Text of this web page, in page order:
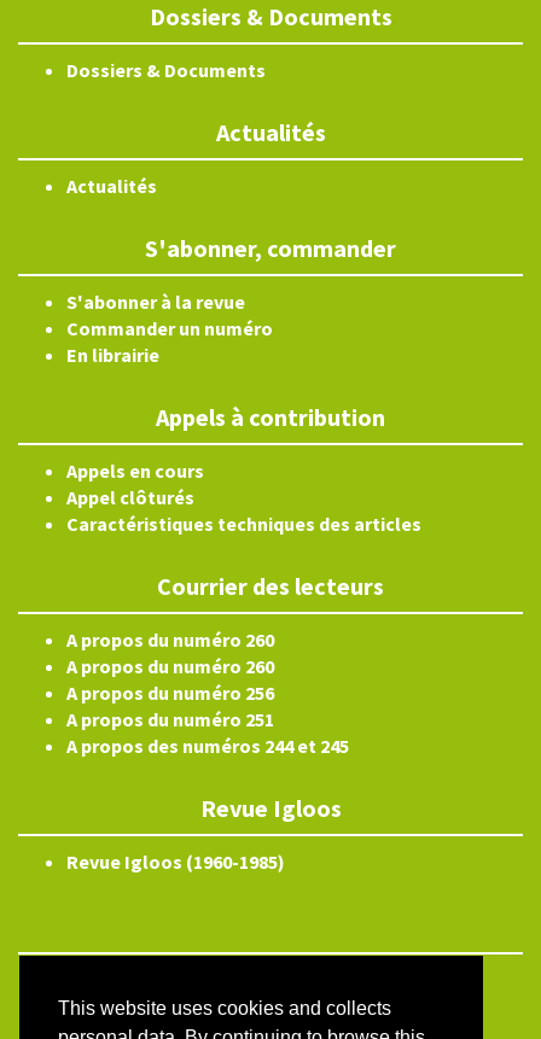
This website uses cookies and collects
Dossiers & Documents
Dossiers & Documents
Actualités
Actualités
S'abonner, commander
S'abonner à la revue
Commander un numéro
En librairie
Appels à contribution
Appels en cours
Appel clôturés
Caractéristiques techniques des articles
Courrier des lecteurs
A propos du numéro 260
A propos du numéro 260
A propos du numéro 256
A propos du numéro 251
A propos des numéros 244 et 245
Revue Igloos
Revue Igloos (1960-1985)
Site map